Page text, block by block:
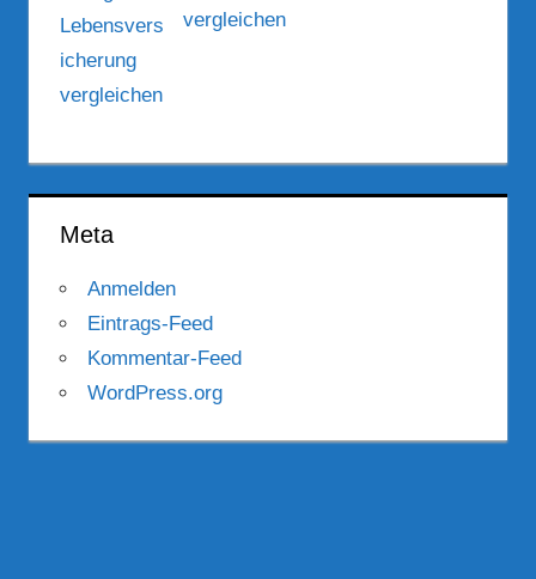
vergleichen
Meta
Anmelden
Eintrags-Feed
Kommentar-Feed
WordPress.org